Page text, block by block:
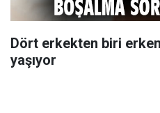
Dört erkekten biri
yaşıyor